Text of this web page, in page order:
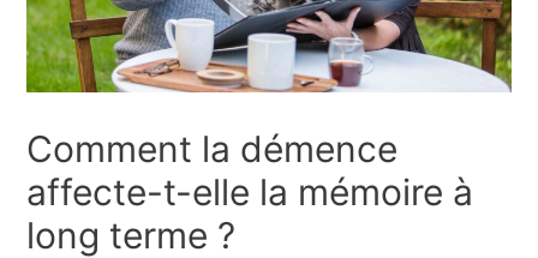
Comment la démence
affecte-t-elle la mémoire à
long terme ?